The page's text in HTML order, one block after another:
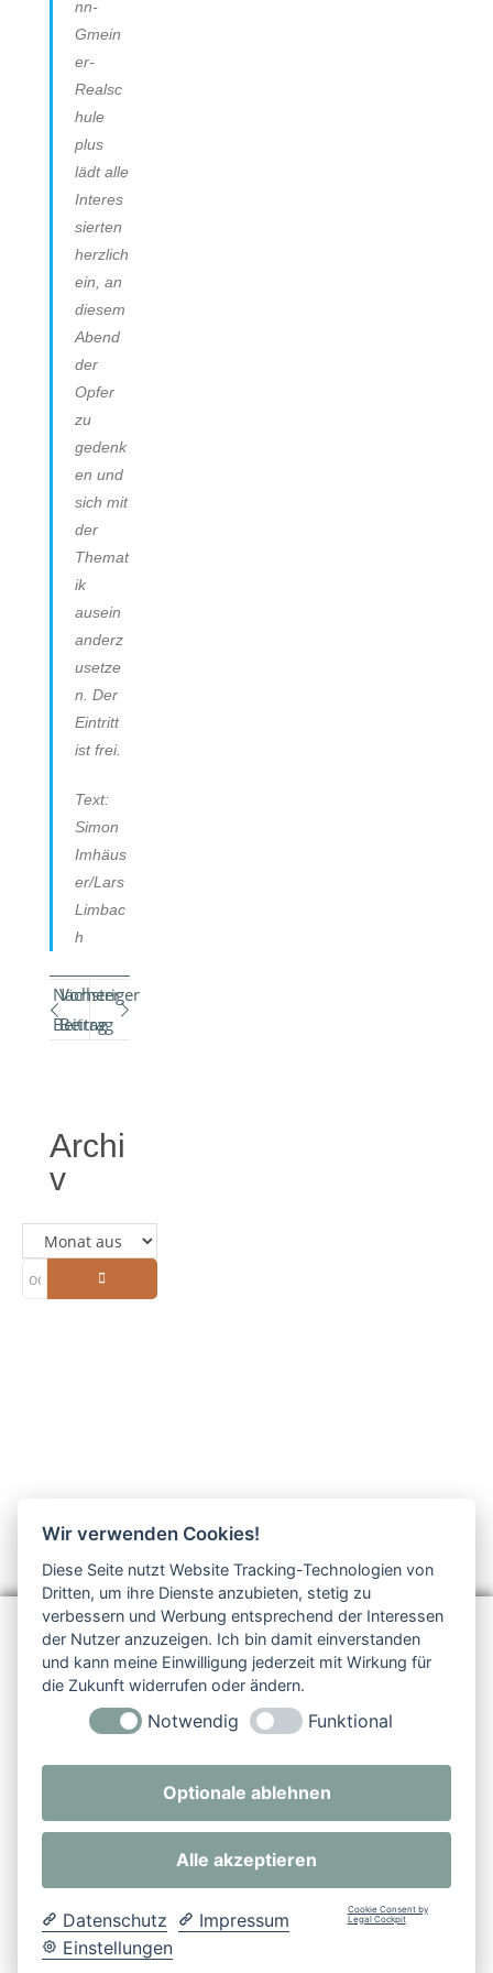
nn-
Gmein
er-
Realsc
hule
plus
lädt alle
Interes
sierten
herzlich
ein, an
diesem
Abend
der
Opfer
zu
gedenk
en und
sich mit
der
Themat
ik
ausein
anderz
usetze
n. Der
Eintritt
ist frei.
Text:
Simon
Imhäus
er/Lars
Limbac
h
Vorheriger
Beitrag
Nächster
Beitrag
Archi
v
Realschule plus
Daaden-Herdorf
Integrative
Realschule |
39
57567 Daaden
Barrierefreiheit
Impressum
plus
Herdorf
Wir verwenden Cookies!
Diese Seite nutzt Website Tracking-Technologien von
Dritten, um ihre Dienste anzubieten, stetig zu
verbessern und Werbung entsprechend der Interessen
der Nutzer anzuzeigen. Ich bin damit einverstanden
und kann meine Einwilligung jederzeit mit Wirkung für
die Zukunft widerrufen oder ändern.
Notwendig Funktional
Optionale ablehnen
Alle akzeptieren
Datenschutz
Impressum
Einstellungen
Cookie Consent by
Legal Cockpit